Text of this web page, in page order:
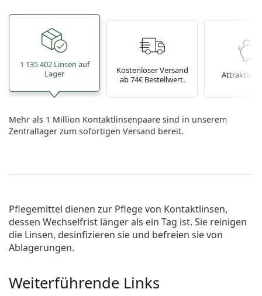
1 135 402 Linsen auf
Lager
Kostenloser Versand
ab 74€ Bestellwert.
Attraktive
Mehr als 1 Million Kontaktlinsenpaare sind in unserem
Zentrallager zum sofortigen Versand bereit.
Pflegemittel dienen zur Pflege von Kontaktlinsen,
dessen Wechselfrist länger als ein Tag ist. Sie reinigen
die Linsen, desinfizieren sie und befreien sie von
Ablagerungen.
Weiterführende Links